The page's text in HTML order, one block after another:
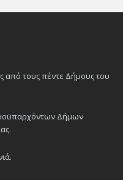
από τους πέντε Δήμους του
Δήμων